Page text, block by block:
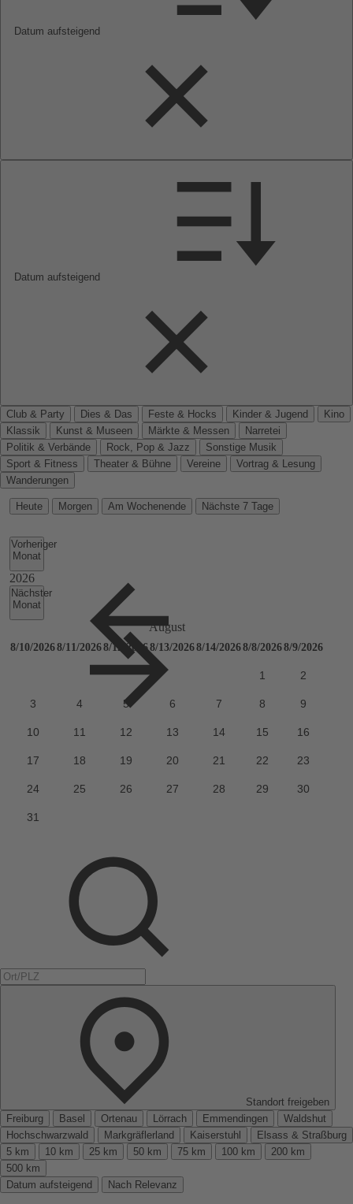
Datum aufsteigend
Datum aufsteigend
Club & Party Dies & Das Feste & Hocks Kinder & Jugend
Kino
Klassik
Kunst & Museen Märkte & Messen
Narretei
Politik & Verbände
Rock, Pop & Jazz
Sonstige Musik
Sport & Fitness
Theater & Bühne Vereine
Vortrag & Lesung
Wanderungen
Heute Morgen Am Wochenende Nächste 7 Tage
Vorheriger
Monat
Nächster
Monat
Standort freigeben
Freiburg
Basel Ortenau Lörrach Emmendingen
Waldshut
Hochschwarzwald
Markgräflerland Kaiserstuhl
Elsass & Straßburg
5 km
10 km 25 km 50 km 75 km 100 km
200 km
500 km
Datum aufsteigend
Nach Relevanz